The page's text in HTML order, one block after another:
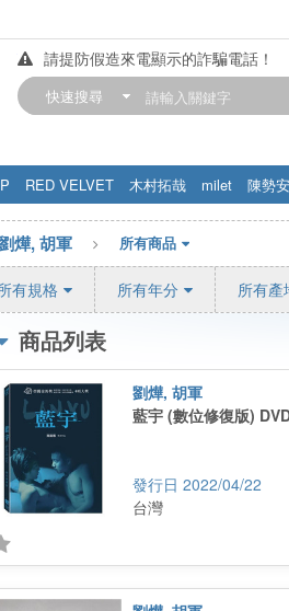
佳佳唱片
請提防假造來電顯示的詐騙電話！
【中華門市營業時間調整公告】
快速搜尋
RED VELVET 木村拓哉 milet
陳勢安
杰伦
燁, 胡軍 所有商品
有規格 所有年分 所有產
商品列表
劉燁, 胡軍
藍宇 (數位修復版)
2022/04/22
台灣